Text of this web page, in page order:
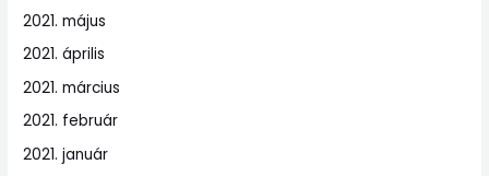
2021. május
2021. április
2021. március
2021. február
2021. január